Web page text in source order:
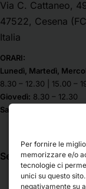
Per fornire le
memorizzare e/o
tecnologie ci
unici su questo
negativamente su
litografie
Carta per olio
Carta per
Carta velina
Cartonaggio
Cavalletti
Cassette a
Cassette
Divolo
Dom Arte
Lefranc
Liquitex
Lyra
Maimeri
Molotow
Musa Belle
Via C. Cattaneo,
47522, Cesena
Italia
ORARI:
Lunedì, Martedì,
8.30 – 12.30 | 15.00 –
Giovedì: 8.30 – 12.30
Sabato & Domenica
Seguici su